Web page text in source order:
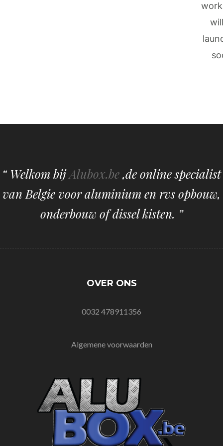
“ Welkom bijAlubox.be,de online specialist
van Belgie voor aluminium en rvs opbouw,
onderbouw of dissel kisten. ”
OVER ONS
0032 478911356
Algemene voorwaarden